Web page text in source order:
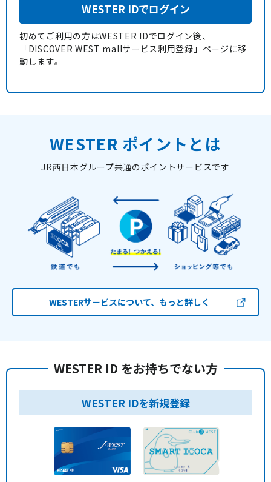
WESTER IDでログイン
初めてご利用の方はWESTER IDでログイン後、
「DISCOVER WEST mallサービス利用登録」ページに移
動します。
WESTER ポイントとは
JR西日本グループ共通のポイントサービスです
WESTERサービスについて、もっと詳しく
WESTER ID をお持ちでない方
WESTER IDを新規登録